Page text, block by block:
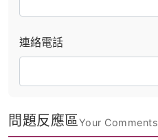
連絡電話
問題反應區Your Comments